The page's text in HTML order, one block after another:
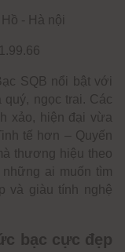
- Hà nội
SQB nổi bật với
ngọc trai. Các
xảo, hiện đại vừa
tế hơn – Quyến
thương hiệu theo
ai muốn tìm
và giàu tính nghệ
bạc cực đẹp